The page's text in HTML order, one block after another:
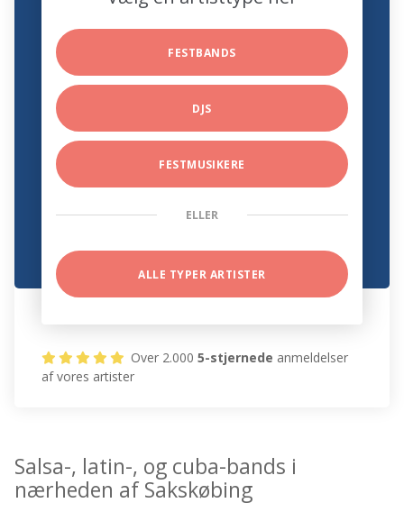
FESTBANDS
DJS
FESTMUSIKERE
ELLER
ALLE TYPER ARTISTER
Over 2.0005-stjernede anmeldelser
af vores artister
Salsa-, latin-, og cuba-bands i
nærheden af Sakskøbing